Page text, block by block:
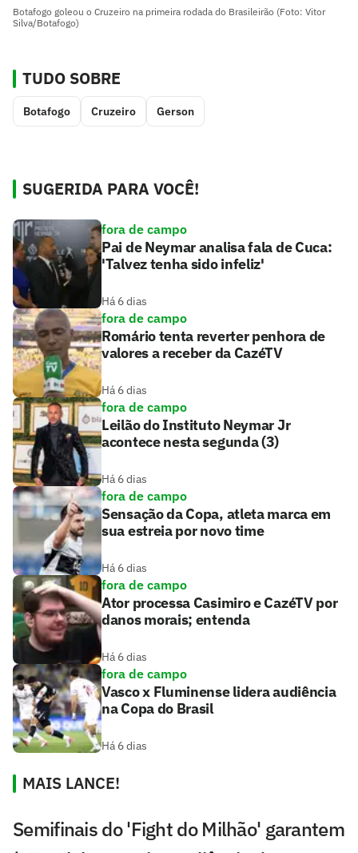
Botafogo goleou o Cruzeiro na primeira rodada do Brasileirão (Foto: Vitor
Silva/Botafogo)
TUDO SOBRE
Botafogo Cruzeiro Gerson
SUGERIDA PARA VOCÊ!
fora de campo
Pai de Neymar analisa fala de Cuca:
'Talvez tenha sido infeliz'
Há 6 dias
fora de campo
Romário tenta reverter penhora de
valores a receber da CazéTV
Há 6 dias
fora de campo
Leilão do Instituto Neymar Jr
acontece nesta segunda (3)
Há 6 dias
fora de campo
Sensação da Copa, atleta marca em
sua estreia por novo time
Há 6 dias
fora de campo
Ator processa Casimiro e CazéTV por
danos morais; entenda
Há 6 dias
fora de campo
Vasco x Fluminense lidera audiência
na Copa do Brasil
Há 6 dias
MAIS LANCE!
Semifinais do 'Fight do Milhão' garantem